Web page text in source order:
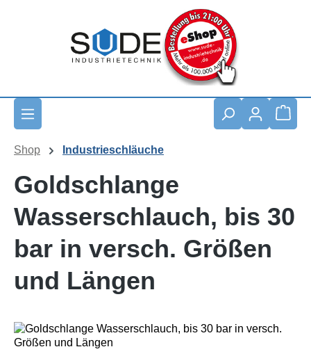
Shop Industrieschläuche
Goldschlange
Wasserschlauch, bis 30
bar in versch. Größen
und Längen
Bildergalerie überspringen